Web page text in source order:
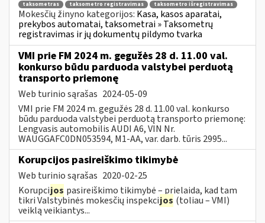
taksometras taksometro registravimas taksometro išregistravimas
Mokesčių žinyno kategorijos: Kasa, kasos aparatai,
prekybos automatai, taksometrai » Taksometrų
registravimas ir jų dokumentų pildymo tvarka
VMI prie FM 2024 m. gegužės 28 d. 11.00 val.
konkurso būdu parduoda valstybei perduotą
transporto priemonę
Web turinio sąrašas 2024-05-09
VMI prie FM 2024 m. gegužės 28 d. 11.00 val. konkurso
būdu parduoda valstybei perduotą transporto priemonę:
Lengvasis automobilis AUDI A6, VIN Nr.
WAUGGAFC0DN053594, M1-AA, var. darb. tūris 2995...
Korupcijos pasireiškimo tikimybė
Web turinio sąrašas 2020-02-25
Korupcijos pasireiškimo tikimybė – prielaida, kad tam
tikri Valstybinės mokesčių inspekcijos (toliau – VMI)
veiklą veikiantys...